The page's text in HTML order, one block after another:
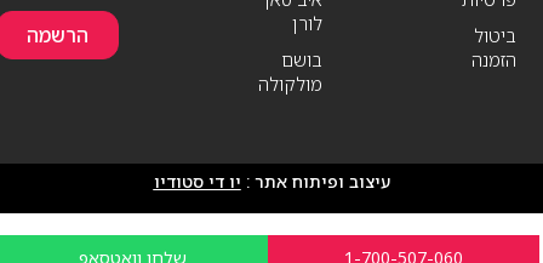
ביטול
הזמנה
לורן
בושם
מולקולה
הרשמה
עיצוב ופיתוח אתר : יו די סטודיו
1-700-507-060 שלחו וואטסאפ